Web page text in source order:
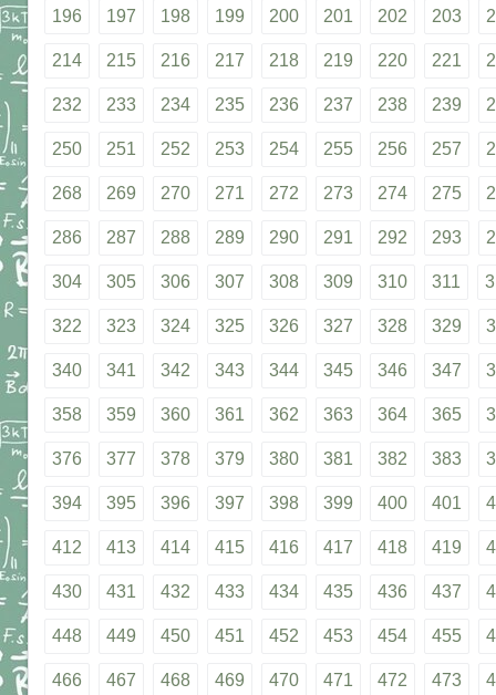
196 197 198 199 200 201 202 203
214 215 216 217 218 219 220 221
232 233 234 235 236 237 238 239
250 251 252 253 254 255 256 257
268 269 270 271 272 273 274 275
286 287 288 289 290 291 292 293
304 305 306 307 308 309 310 311
322 323 324 325 326 327 328 329
340 341 342 343 344 345 346 347
358 359 360 361 362 363 364 365
376 377 378 379 380 381 382 383
394 395 396 397 398 399 400 401
412 413 414 415 416 417 418 419
430 431 432 433 434 435 436 437
448 449 450 451 452 453 454 455
466 467 468 469 470 471 472 473